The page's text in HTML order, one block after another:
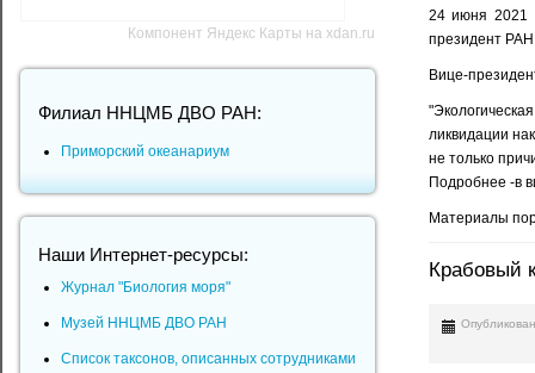
24 июня 2021
президент РАН
Вице-
ликвидации
не только
Подробнее -в
Материалы
Крабовый
Компонент Яндекс Карты на xdan.ru
Филиал ННЦМБ ДВО РАН:
Приморский океанариум
Наши Интернет-ресурсы:
Журнал "Биология моря"
Музей ННЦМБ ДВО РАН
Список таксонов, описанных сотрудниками